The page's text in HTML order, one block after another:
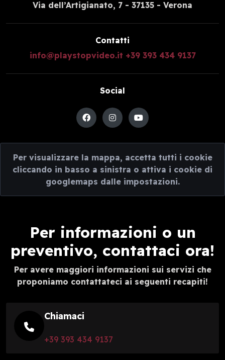
Via dell’Artigianato, 7 - 37135 - Verona
Contatti
info@playstopvideo.it +39 393 434 9137
Social
Per visualizzare la mappa, accetta tutti i cookie
cliccando in basso a sinistra o attiva i cookie di
googlemaps dalle impostazioni.
Per informazioni o un
preventivo, contattaci ora!
Per avere maggiori informazioni sui servizi che
proponiamo contattateci ai seguenti recapiti!
Chiamaci
+39 393 434 9137